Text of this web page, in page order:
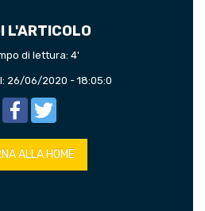
L'ARTICOLO
di lettura: 4'
26/06/2020 - 18:05:0
FacebookTwitter
ALLA HOME